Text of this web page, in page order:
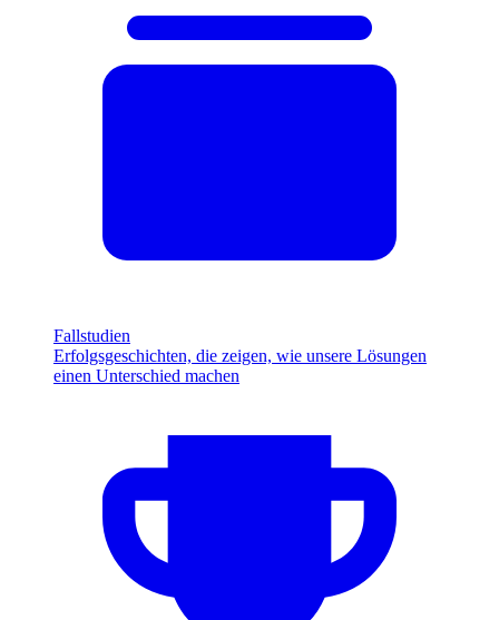
Fallstudien
Erfolgsgeschichten, die zeigen, wie unsere Lösungen
einen Unterschied machen